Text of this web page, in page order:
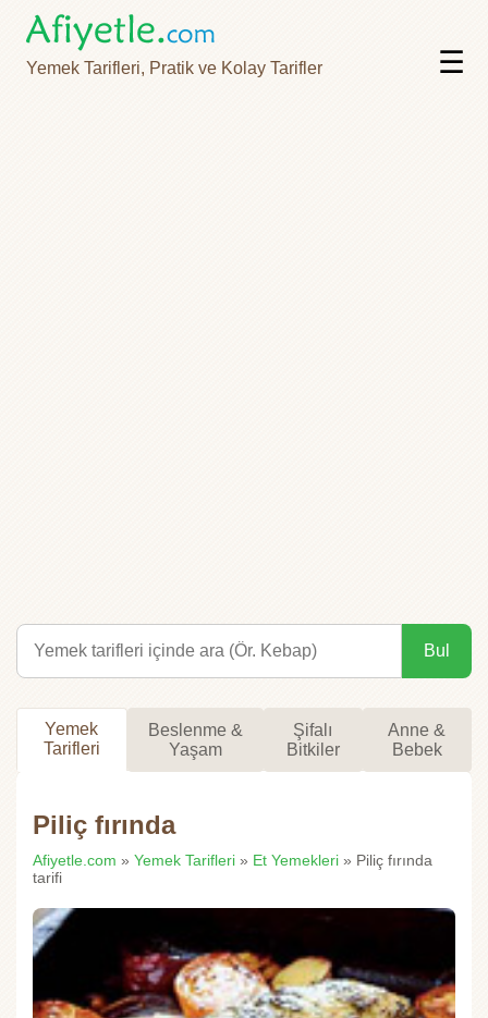
Yemek Tarifleri, Pratik ve Kolay Tarifler ☰
Bul
Yemek
Tarifleri
Beslenme &
Yaşam
Şifalı
Bitkiler
Anne &
Bebek
Piliç fırında
Afiyetle.com » Yemek Tarifleri » Et Yemekleri » Piliç fırında
tarifi